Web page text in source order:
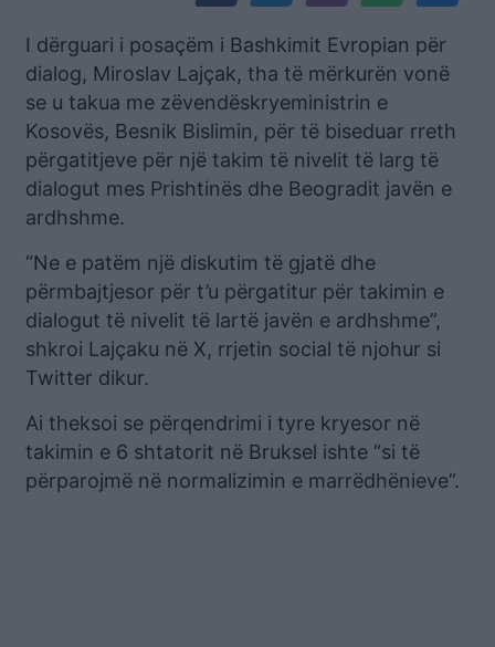
I dërguari i posaçëm i Bashkimit Evropian për
dialog, Miroslav Lajçak, tha të mërkurën vonë
se u takua me zëvendëskryeministrin e
Kosovës, Besnik Bislimin, për të biseduar rreth
përgatitjeve për një takim të nivelit të larg të
dialogut mes Prishtinës dhe Beogradit javën e
ardhshme.
“Ne e patëm një diskutim të gjatë dhe
përmbajtjesor për t’u përgatitur për takimin e
dialogut të nivelit të lartë javën e ardhshme”,
shkroi Lajçaku në X, rrjetin social të njohur si
Twitter dikur.
Ai theksoi se përqendrimi i tyre kryesor në
takimin e 6 shtatorit në Bruksel ishte “si të
përparojmë në normalizimin e marrëdhënieve”.